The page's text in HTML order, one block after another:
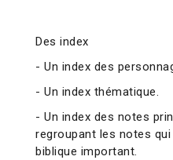
Des index
- Un index des
- Un index thématique.
- Un index des notes
regroupant les notes
biblique important.